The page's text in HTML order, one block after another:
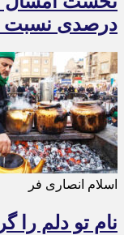
درصدی نسبت
اسلام انصاری فر
نام تو دلم